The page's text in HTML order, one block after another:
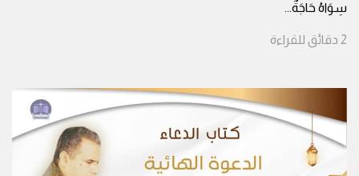
سِوَاهُ حَاجَةٌ...
2 دقائق للقراءة